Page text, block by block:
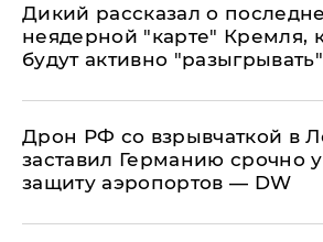
Дикий рассказал о
неядерной "карте" Кремля,
будут активно "разыгрывать"
​Дрон РФ со взрывчаткой в
заставил Германию срочно
защиту аэропортов — DW